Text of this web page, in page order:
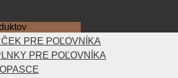
PRE POĽOVNÍKA
PRE POĽOVNÍKA